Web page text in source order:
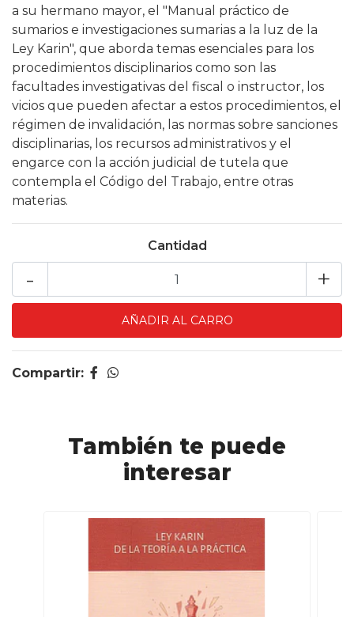
a su hermano mayor, el "Manual práctico de
sumarios e investigaciones sumarias a la luz de la
Ley Karin", que aborda temas esenciales para los
procedimientos disciplinarios como son las
facultades investigativas del fiscal o instructor, los
vicios que pueden afectar a estos procedimientos, el
régimen de invalidación, las normas sobre sanciones
disciplinarias, los recursos administrativos y el
engarce con la acción judicial de tutela que
contempla el Código del Trabajo, entre otras
materias.
Cantidad
+
-
Compartir:
También te puede
interesar